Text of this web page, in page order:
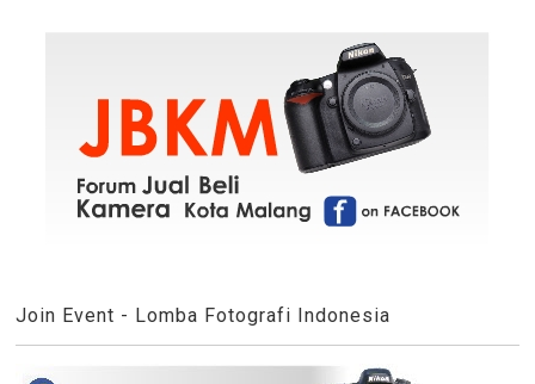
Join Event - Lomba Fotografi Indonesia